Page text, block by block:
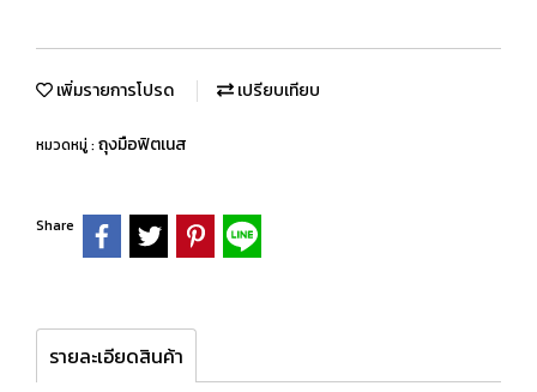
เพิ่มรายการโปรด เปรียบเทียบ
หมวดหมู่ : ถุงมือฟิตเนส
Share
รายละเอียดสินค้า